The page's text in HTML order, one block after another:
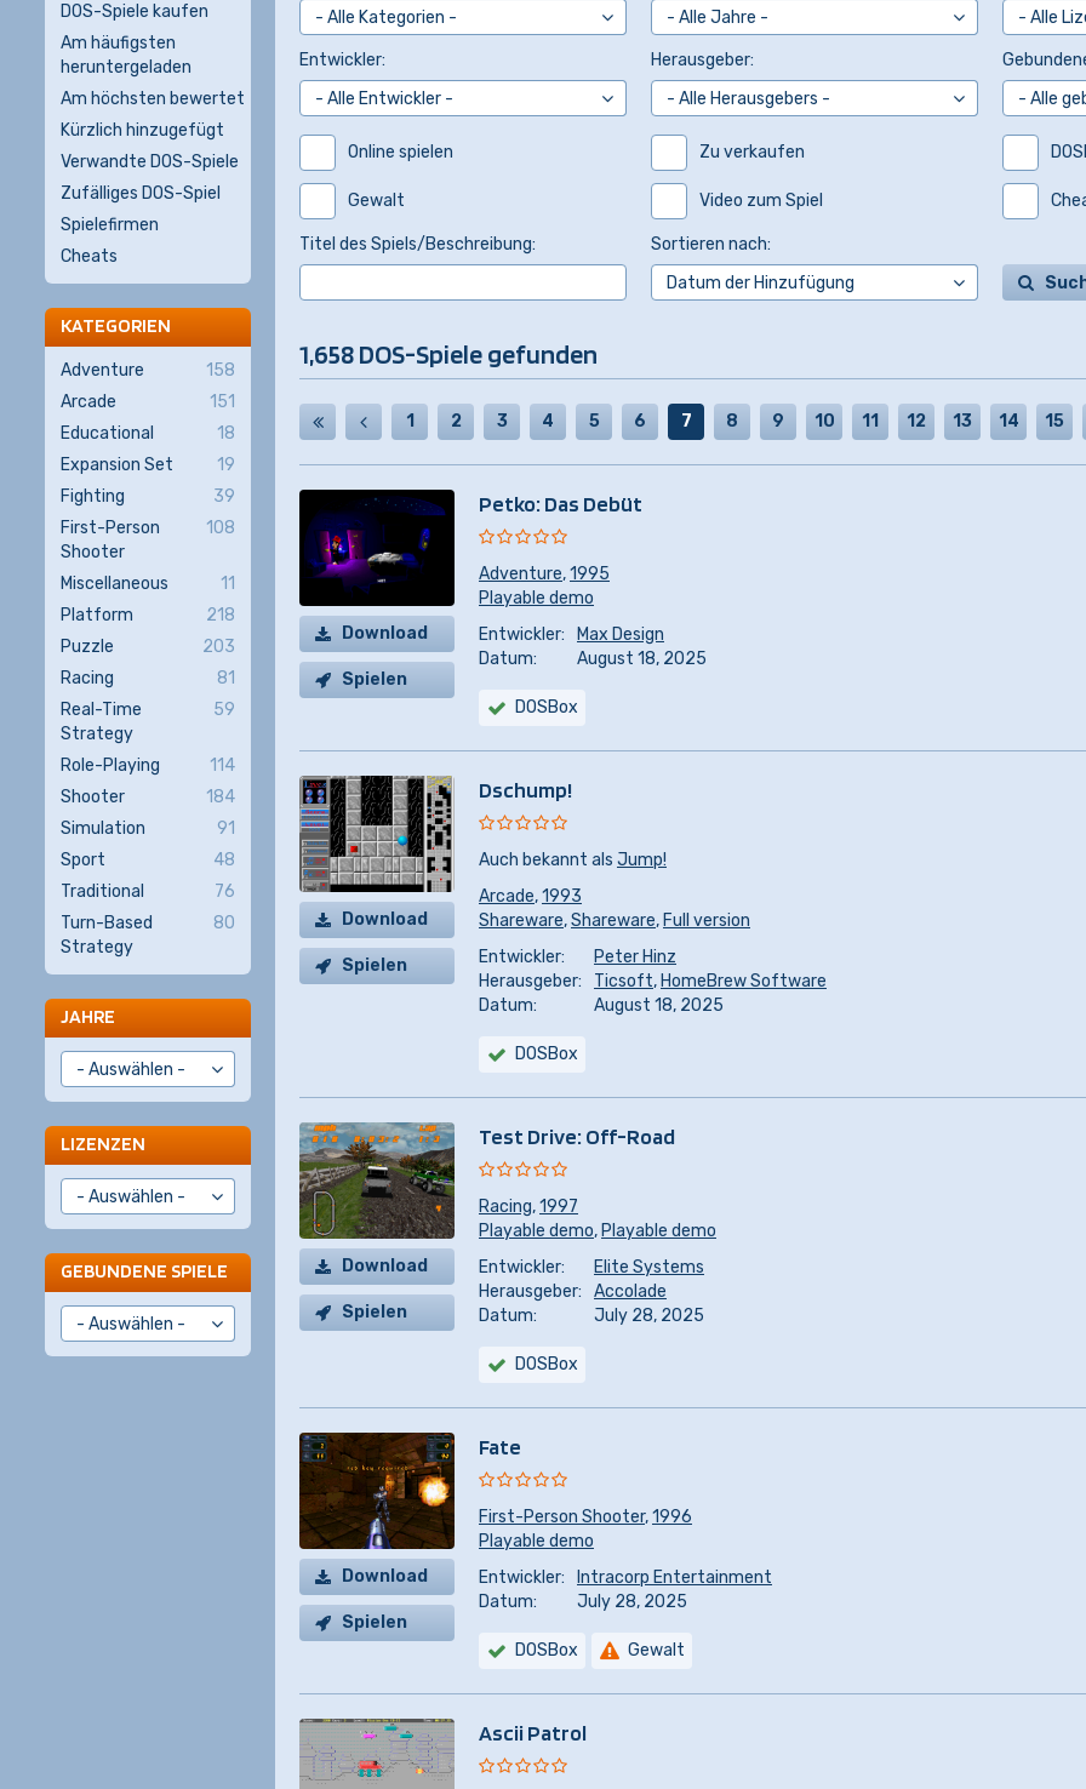
Entwickler: Herausgeber:
Online spielen Zu verkaufen
Gewalt Video zum Spiel
Titel des Spiels/Beschreibung:
Sortieren nach:
1,658 DOS-Spiele gefunden
1 2 3 4 5 6 7 8 9 10 11 12 13 14 15
Download
Spielen
Petko: Das Debüt
Adventure,1995
Playable demo
Entwickler:
Max Design
Datum:
August 18, 2025
DOSBox
Download
Spielen
Dschump!
Auch bekannt als Jump!
Arcade,1993
Shareware,Shareware, Full version
Entwickler:
Peter Hinz
Herausgeber:
Ticsoft, HomeBrew Software
Datum:
August 18, 2025
DOSBox
Download
Spielen
Test Drive: Off-Road
Racing,1997
Playable demo, Playable demo
Entwickler:
Elite Systems
Herausgeber:
Accolade
Datum:
July 28, 2025
DOSBox
Download
Spielen
Fate
First-Person Shooter,1996
Playable demo
Entwickler:
Intracorp Entertainment
Datum:
July 28, 2025
DOSBox Gewalt
Ascii Patrol
DOS-Spiele kaufen
Am häufigsten
heruntergeladen
Am höchsten bewertet
Kürzlich hinzugefügt
Verwandte DOS-Spiele
Zufälliges DOS-Spiel
Spielefirmen
Cheats
KATEGORIEN
Adventure
158
Arcade
151
Educational
18
Expansion Set
19
Fighting
39
First-Person
Shooter
108
Miscellaneous
11
Platform
218
Puzzle
203
Racing
81
Real-Time
Strategy
59
Role-Playing
114
Shooter
184
Simulation
91
Sport
48
Traditional
76
Turn-Based
Strategy
80
JAHRE
LIZENZEN
GEBUNDENE SPIELE